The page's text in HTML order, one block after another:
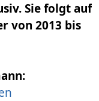
Sie folgt auf
von 2013 bis